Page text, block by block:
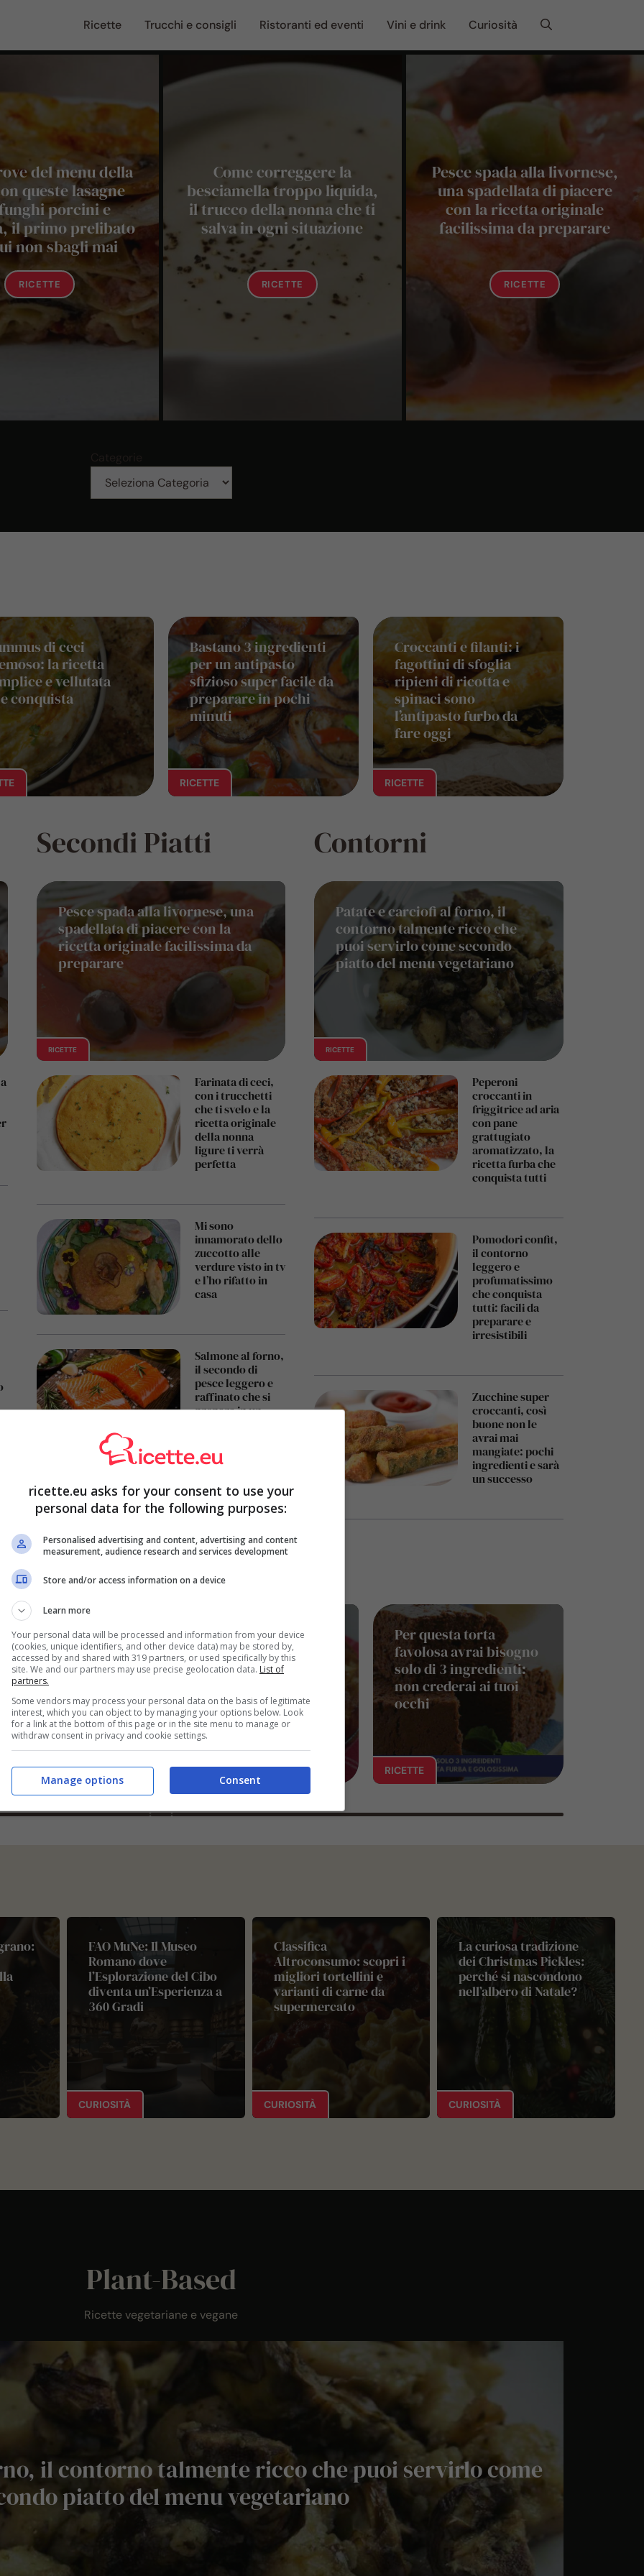
Ricette Trucchi e consigli Ristoranti ed eventi Vini e drink Curiosità
del menu della
queste lasagne
porcini e
il primo prelibato
non sbagli mai
RICETTE
Come correggere la
besciamella troppo liquida,
il trucco della nonna che ti
salva in ogni situazione
RICETTE
Pesce spada alla livornese,
una spadellata di piacere
con la ricetta originale
facilissima da preparare
RICETTE
di ceci
la ricetta
e vellutata
conquista
Bastano 3 ingredienti
per un antipasto
sfizioso super facile da
preparare in pochi
minuti
RICETTE
Croccanti e filanti: i
fagottini di sfoglia
ripieni di ricotta e
spinaci sono
l’antipasto furbo da
fare oggi
RICETTE
Secondi Piatti
Pesce spada alla livornese, una
spadellata di piacere con la
ricetta originale facilissima da
preparare
RICETTE
Farinata di ceci,
con i trucchetti
che ti svelo e la
ricetta originale
della nonna
ligure ti verrà
perfetta
Mi sono
innamorato dello
zuccotto alle
verdure visto in tv
e l’ho rifatto in
casa
Salmone al forno,
il secondo di
pesce leggero e
raffinato che si
prepara in un
Contorni
Patate e carciofi al forno, il
contorno talmente ricco che
puoi servirlo come secondo
piatto del menu vegetariano
RICETTE
Peperoni
croccanti in
friggitrice ad aria
con pane
grattugiato
aromatizzato, la
ricetta furba che
conquista tutti
Pomodori confit,
il contorno
leggero e
profumatissimo
che conquista
tutti: facili da
preparare e
irresistibili
Zucchine super
croccanti, così
buone non le
avrai mai
mangiate: pochi
ingredienti e sarà
un successo
vera pastiera
ha solo
ingredienti e la
tra mille
Che rabbia quando la
torta di mele viene
troppo asciutta: il
il problema
TRUCCHI E CONSIGLI
Per questa torta
favolosa avrai bisogno
solo di 3 ingredienti:
non crederai ai tuoi
occhi
RICETTE
FAO MuNe: Il Museo
Romano dove
l’Esplorazione del Cibo
diventa un’Esperienza a
360 Gradi
CURIOSITÀ
Classifica
Altroconsumo: scopri i
migliori tortellini e
varianti di carne da
supermercato
CURIOSITÀ
La curiosa tradizione
dei Christmas Pickles:
perché si nascondono
nell’albero di Natale?
CURIOSITÀ
Plant-Based
Ricette vegetariane e vegane
il contorno talmente ricco che puoi servirlo come
piatto del menu vegetariano
ricette.eu asks for your consent to use your
personal data for the following purposes:
Personalised advertising and content, advertising and content
measurement, audience research and services development
Store and/or access information on a device
Learn more
Your personal data will be processed and information from your device
(cookies, unique identifiers, and other device data) may be stored by,
accessed by and shared with 319 partners, or used specifically by this
site. We and our partners may use precise geolocation data. List of
partners.
Some vendors may process your personal data on the basis of legitimate
interest, which you can object to by managing your options below. Look
for a link at the bottom of this page or in the site menu to manage or
withdraw consent in privacy and cookie settings.
Consent
Manage options